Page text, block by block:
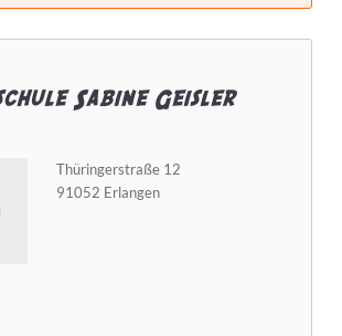
Detailsuche starten
Sabine Geisler
Thüringerstraße 12
91052 Erlangen